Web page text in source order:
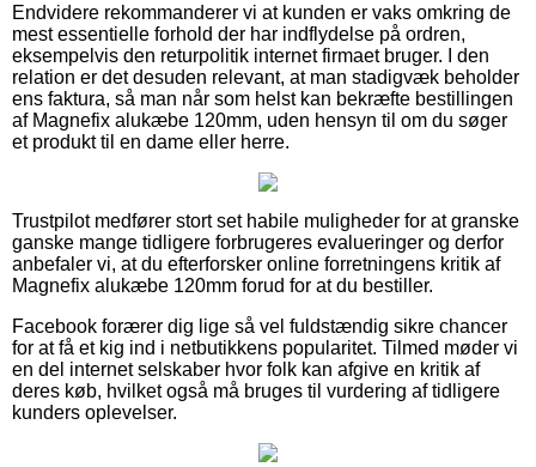
Endvidere rekommanderer vi at kunden er vaks omkring de
mest essentielle forhold der har indflydelse på ordren,
eksempelvis den returpolitik internet firmaet bruger. I den
relation er det desuden relevant, at man stadigvæk beholder
ens faktura, så man når som helst kan bekræfte bestillingen
af Magnefix alukæbe 120mm, uden hensyn til om du søger
et produkt til en dame eller herre.
Trustpilot medfører stort set habile muligheder for at granske
ganske mange tidligere forbrugeres evalueringer og derfor
anbefaler vi, at du efterforsker online forretningens kritik af
Magnefix alukæbe 120mm forud for at du bestiller.
Facebook forærer dig lige så vel fuldstændig sikre chancer
for at få et kig ind i netbutikkens popularitet. Tilmed møder vi
en del internet selskaber hvor folk kan afgive en kritik af
deres køb, hvilket også må bruges til vurdering af tidligere
kunders oplevelser.